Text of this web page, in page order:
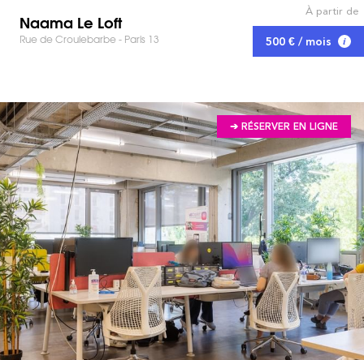
Naama Le Loft
Rue de Croulebarbe - Paris 13
À partir de
500 € / mois
➔ RÉSERVER EN LIGNE